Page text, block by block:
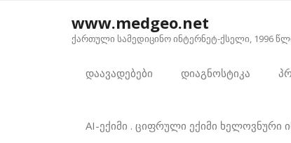
www.medgeo.net
ქართული სამედიცინო ინტერნეტ-ქსელი, 1996
დაავადებები დიაგნოსტიკა
AI-ექიმი . ციფრული ექიმი